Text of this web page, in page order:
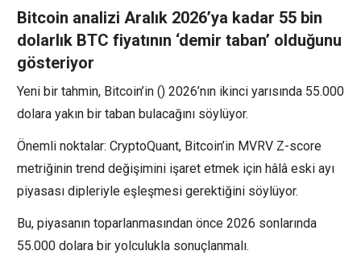
Bitcoin analizi Aralık 2026’ya kadar 55 bin
dolarlık BTC fiyatının ‘demir taban’ olduğunu
gösteriyor
Yeni bir tahmin, Bitcoin’in () 2026’nın ikinci yarısında 55.000
dolara yakın bir taban bulacağını söylüyor.
Önemli noktalar: CryptoQuant, Bitcoin’in MVRV Z-score
metriğinin trend değişimini işaret etmek için hâlâ eski ayı
piyasası dipleriyle eşleşmesi gerektiğini söylüyor.
Bu, piyasanın toparlanmasından önce 2026 sonlarında
55.000 dolara bir yolculukla sonuçlanmalı.